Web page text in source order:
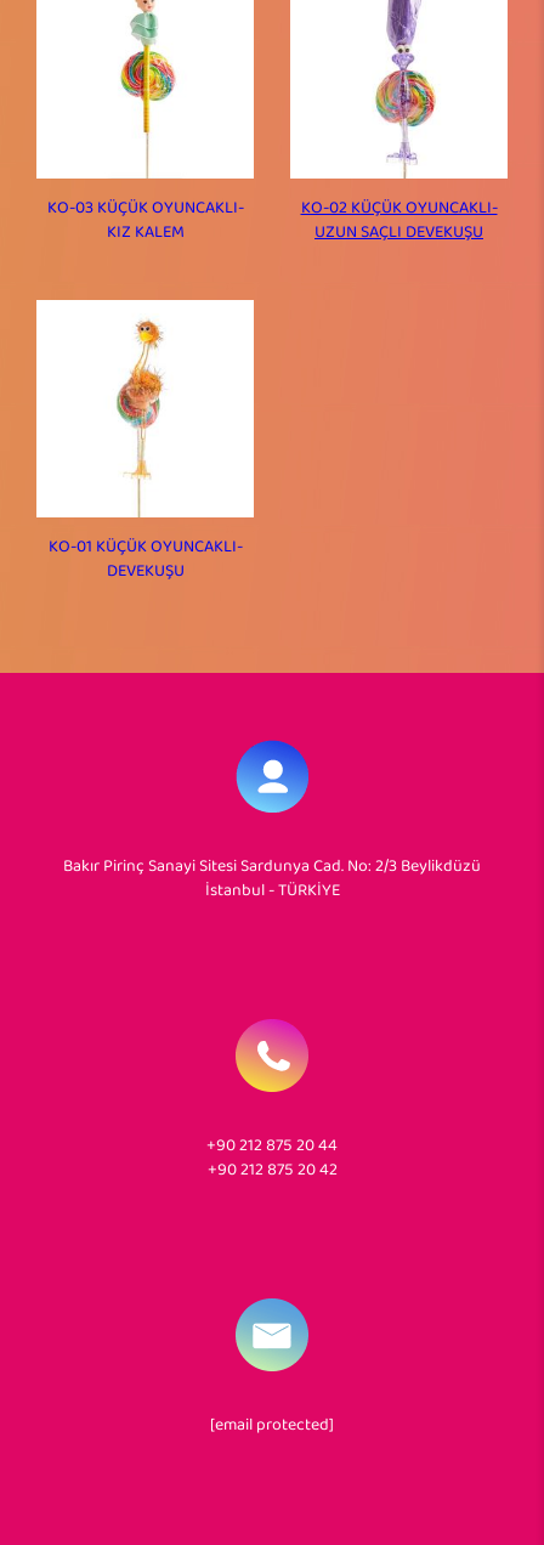
KO-03 KÜÇÜK OYUNCAKLI-
KIZ KALEM
KO-02 KÜÇÜK OYUNCAKLI-
UZUN SAÇLI DEVEKUŞU
KO-01 KÜÇÜK OYUNCAKLI-
DEVEKUŞU
Bakır Pirinç Sanayi Sitesi Sardunya Cad. No: 2/3 Beylikdüzü
İstanbul - TÜRKİYE
+90 212 875 20 44
+90 212 875 20 42
[email protected]